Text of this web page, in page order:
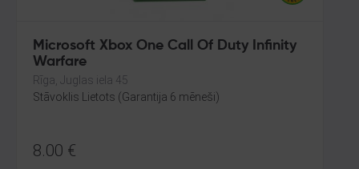
Microsoft Xbox One Call Of Duty Infinity
Warfare
Rīga, Juglas iela 45
Stāvoklis Lietots (Garantija 6 mēneši)
8.00 €